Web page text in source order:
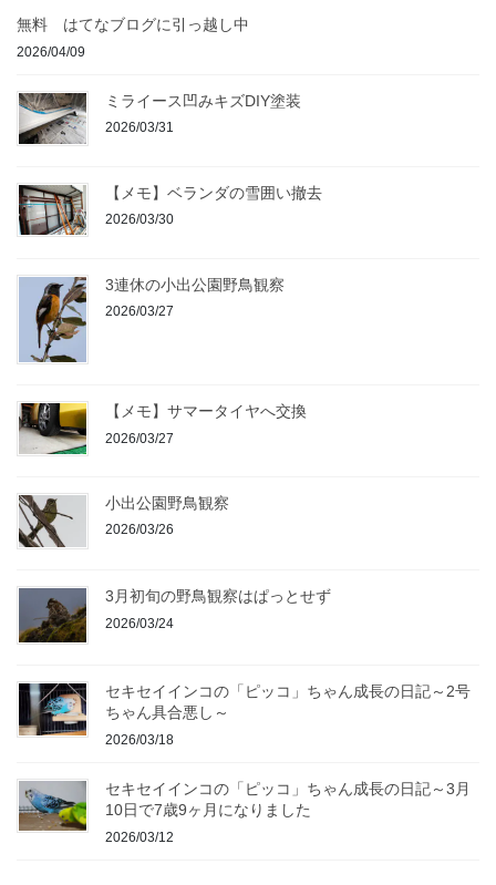
無料 はてなブログに引っ越し中
2026/04/09
ミライース凹みキズDIY塗装
2026/03/31
【メモ】ベランダの雪囲い撤去
2026/03/30
3連休の小出公園野鳥観察
2026/03/27
【メモ】サマータイヤへ交換
2026/03/27
小出公園野鳥観察
2026/03/26
3月初旬の野鳥観察はぱっとせず
2026/03/24
セキセイインコの「ピッコ」ちゃん成長の日記～2号
ちゃん具合悪し～
2026/03/18
セキセイインコの「ピッコ」ちゃん成長の日記～3月
10日で7歳9ヶ月になりました
2026/03/12